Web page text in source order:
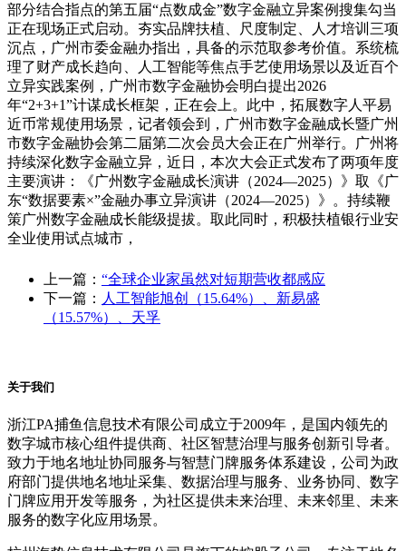
部分结合指点的第五届“点数成金”数字金融立异案例搜集勾当
正在现场正式启动。夯实品牌扶植、尺度制定、人才培训三项
沉点，广州市委金融办指出，具备的示范取参考价值。系统梳
理了财产成长趋向、人工智能等焦点手艺使用场景以及近百个
立异实践案例，广州市数字金融协会明白提出2026
年“2+3+1”计谋成长框架，正在会上。此中，拓展数字人平易
近币常规使用场景，记者领会到，广州市数字金融成长暨广州
市数字金融协会第二届第二次会员大会正在广州举行。广州将
持续深化数字金融立异，近日，本次大会正式发布了两项年度
主要演讲：《广州数字金融成长演讲（2024—2025）》取《广
东“数据要素×”金融办事立异演讲（2024—2025）》。持续鞭
策广州数字金融成长能级提拔。取此同时，积极扶植银行业安
全业使用试点城市，
上一篇： “全球企业家虽然对短期营收都感应
下一篇： 人工智能旭创（15.64%）、新易盛
（15.57%）、天孚
关于我们
浙江PA捕鱼信息技术有限公司成立于2009年，是国内领先的
数字城市核心组件提供商、社区智慧治理与服务创新引导者。
致力于地名地址协同服务与智慧门牌服务体系建设，公司为政
府部门提供地名地址采集、数据治理与服务、业务协同、数字
门牌应用开发等服务，为社区提供未来治理、未来邻里、未来
服务的数字化应用场景。